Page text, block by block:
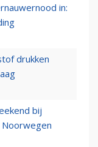
in:
drukken
bij
Noorwegen